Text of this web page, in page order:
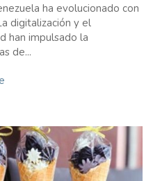
ha evolucionado con
digitalización y el
han impulsado la
de...